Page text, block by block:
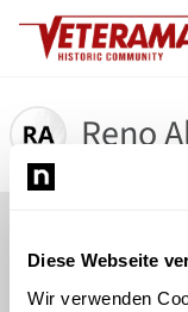
Diese Webseite
Wir verwenden
Reno